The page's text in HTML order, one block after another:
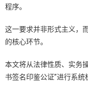
程序。
这一要求并非形式主义，
的核心环节。
本文将从法律性质、实务
书签名印鉴公证”进行系统